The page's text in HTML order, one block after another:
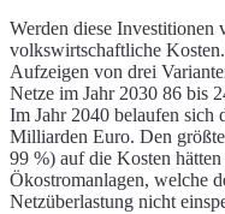
Werden diese Investitionen
volkswirtschaftliche
Aufzeigen von drei
Netze im Jahr 2030 86 bis
Im Jahr 2040 belaufen sich
Milliarden Euro. Den
99 %) auf die Kosten
Ökostromanlagen, welche
Netzüberlastung nicht